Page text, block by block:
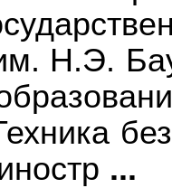
Н.Э.
...